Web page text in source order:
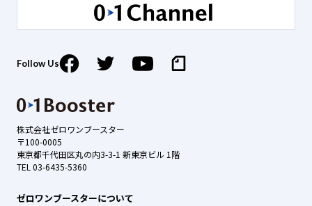
株式会社ゼロワンブースター
〒100-0005
東京都千代田区丸の内3-3-1 新東京ビル 1階
TEL 03-6435-5360
ゼロワンブースターについて
Follow Us